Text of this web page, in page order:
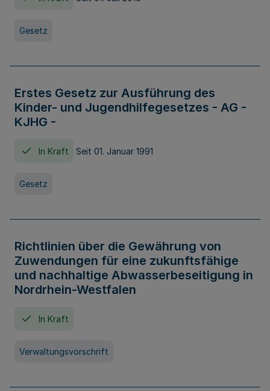
Gesetz
Erstes Gesetz zur Ausführung des
Kinder- und Jugendhilfegesetzes - AG -
KJHG -
In Kraft Seit 01. Januar 1991
Gesetz
Richtlinien über die Gewährung von
Zuwendungen für eine zukunftsfähige
und nachhaltige Abwasserbeseitigung in
Nordrhein-Westfalen
In Kraft
Verwaltungsvorschrift